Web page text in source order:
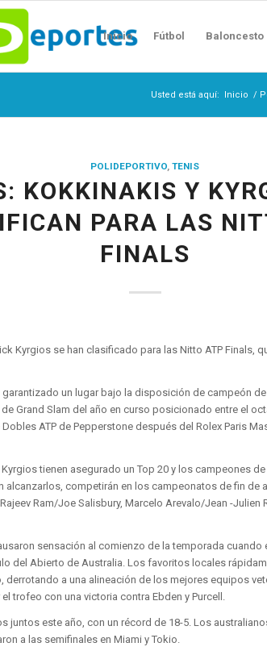
Inicio Fútbol Baloncesto
Usted está aquí: Inicio /
POLIDEPORTIVO,TENIS
KOKKINAKIS Y
PARA LAS
FINALS
Kyrgios se han clasificado para las Nitto ATP Finals,
un lugar bajo la disposición de campeón de
Grand Slam del año en curso posicionado entre el
ATP de Pepperstone después del Rolex Paris
tienen asegurado un Top 20 y los campeones
alcanzarlos, competirán en los campeonatos de fin de
Ram/Joe Salisbury, Marcelo Arevalo/Jean -Julien
sensación al comienzo de la temporada cuando
del Abierto de Australia. Los favoritos locales
derrotando a una alineación de los mejores equipos
trofeo con una victoria contra Ebden y Purcell.
juntos este año, con un récord de 18-5. Los
a las semifinales en Miami y Tokio.